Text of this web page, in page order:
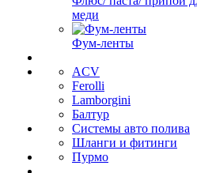
меди
Фум-ленты
ACV
Ferolli
Lamborgini
Балтур
Системы авто полива
Шланги и фитинги
Пурмо